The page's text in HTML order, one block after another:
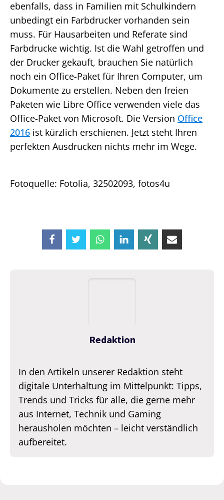
ebenfalls, dass in Familien mit Schulkindern
unbedingt ein Farbdrucker vorhanden sein
muss. Für Hausarbeiten und Referate sind
Farbdrucke wichtig. Ist die Wahl getroffen und
der Drucker gekauft, brauchen Sie natürlich
noch ein Office-Paket für Ihren Computer, um
Dokumente zu erstellen. Neben den freien
Paketen wie Libre Office verwenden viele das
Office-Paket von Microsoft. Die Version Office
2016 ist kürzlich erschienen. Jetzt steht Ihren
perfekten Ausdrucken nichts mehr im Wege.
Fotoquelle: Fotolia, 32502093, fotos4u
Redaktion
In den Artikeln unserer Redaktion steht
digitale Unterhaltung im Mittelpunkt: Tipps,
Trends und Tricks für alle, die gerne mehr
aus Internet, Technik und Gaming
herausholen möchten – leicht verständlich
aufbereitet.